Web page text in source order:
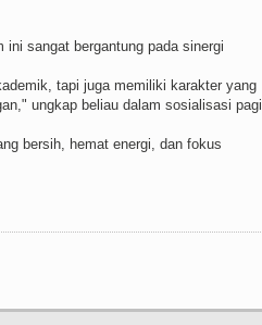
ini sangat bergantung pada sinergi
tapi juga memiliki karakter yang
ungkap beliau dalam sosialisasi pagi
bersih, hemat energi, dan fokus